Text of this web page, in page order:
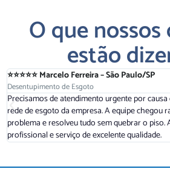
O que
estão
⭐⭐⭐⭐⭐ Marcelo Ferreira – São Paulo/SP
Desentupimento de Esgoto
Precisamos de atendimento urgente por
rede de esgoto da empresa. A equipe chegou
problema e resolveu tudo sem quebrar o piso.
profissional e serviço de excelente qualidade.